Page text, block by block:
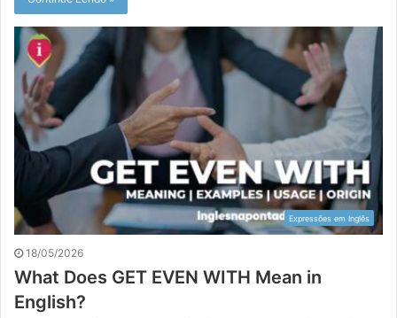
Expressões em Inglês
18/05/2026
What Does GET EVEN WITH Mean in
English?